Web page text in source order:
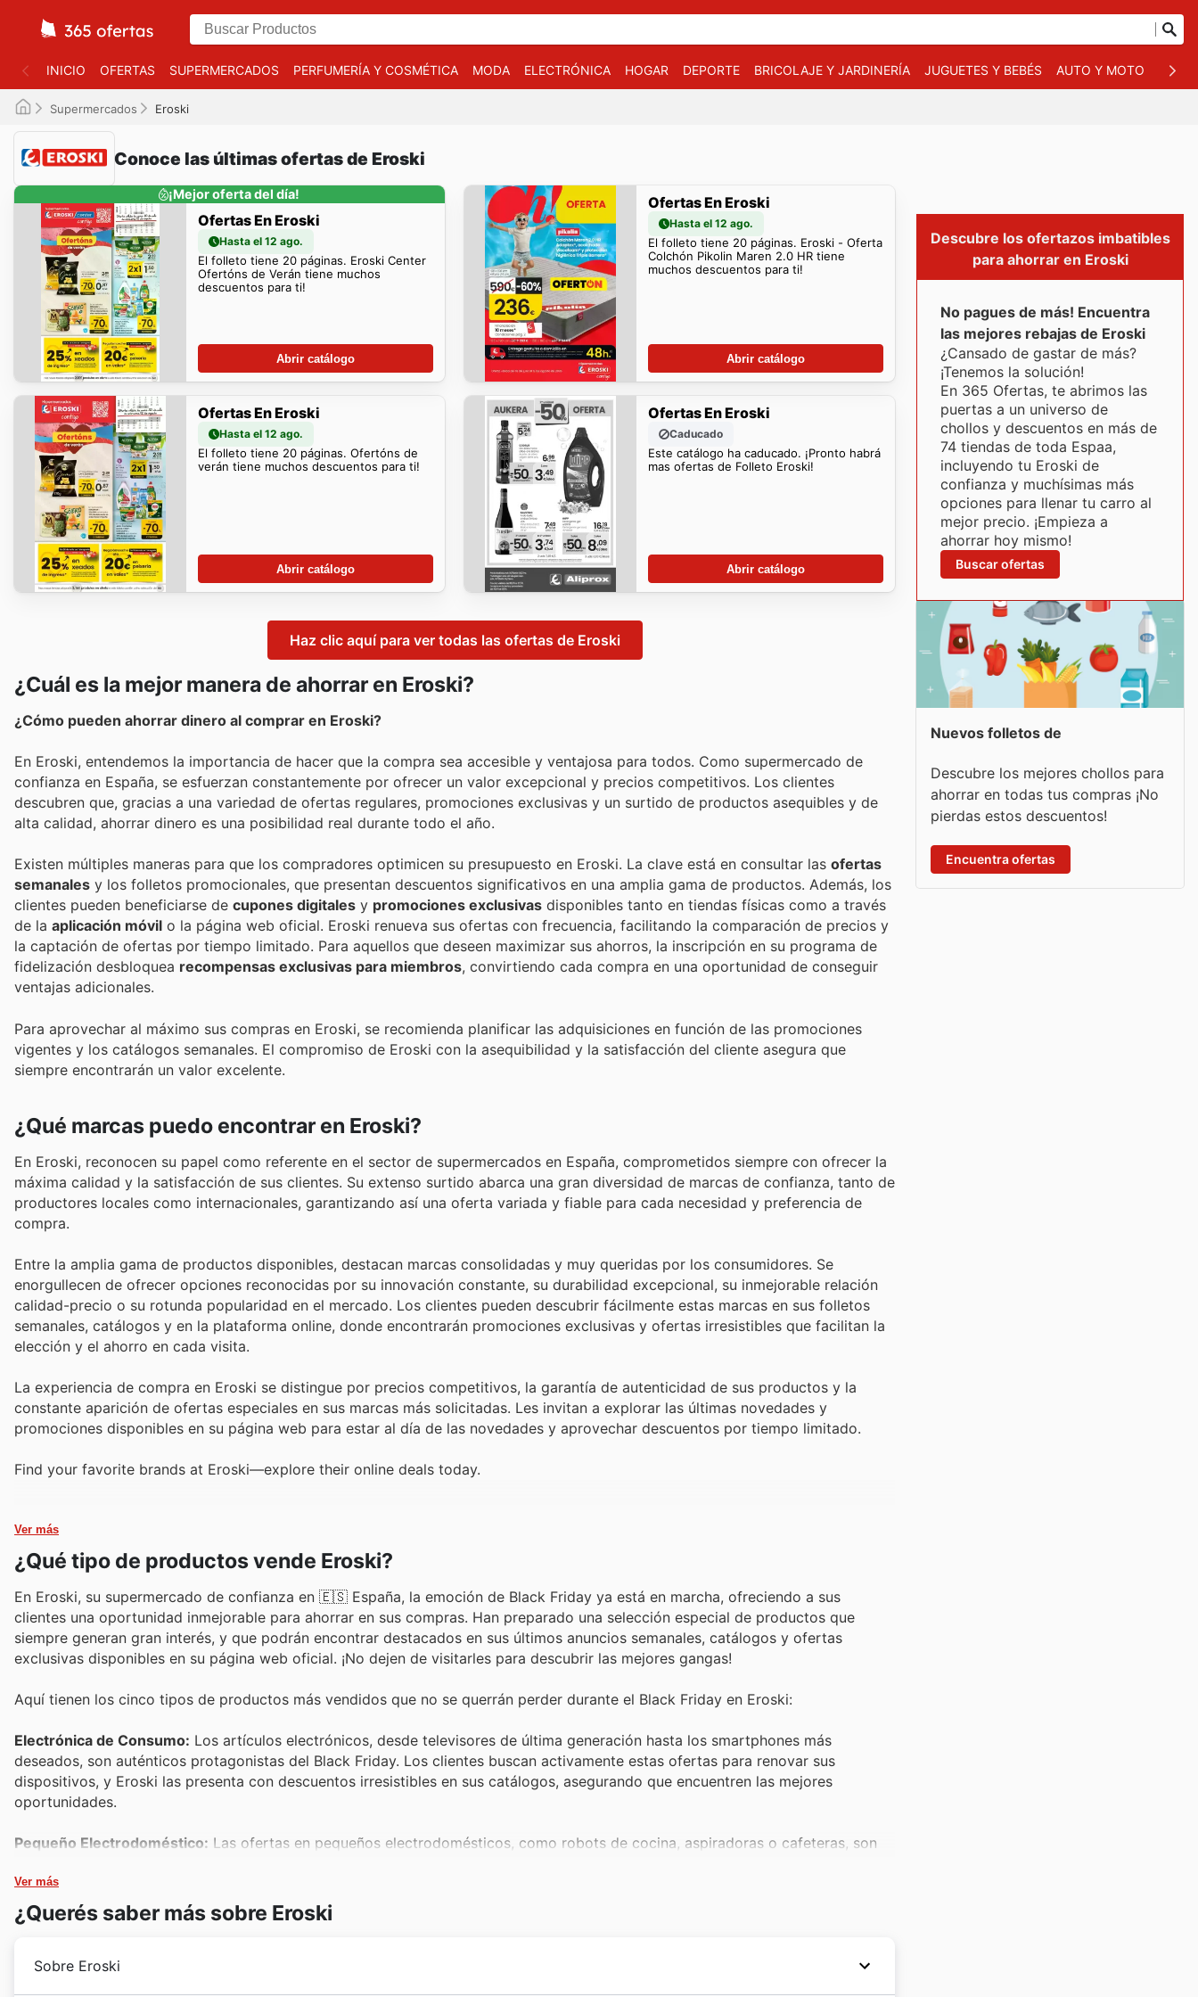
INICIO OFERTAS SUPERMERCADOS PERFUMERÍA Y COSMÉTICA MODA ELECTRÓNICA HOGAR DEPORTE BRICOLAJE Y JARDINERÍA JUGUETES Y BEBÉS AUTO Y MOTO
Supermercados Eroski
Conoce las últimas ofertas de Eroski
¡Mejor oferta del día!
Ofertas En Eroski
Hasta el 12 ago.
El folleto tiene 20 páginas. Eroski Center
Ofertóns de Verán tiene muchos
descuentos para ti!
Abrir catálogo
Ofertas En Eroski
Hasta el 12 ago.
El folleto tiene 20 páginas. Eroski - Oferta
Colchón Pikolin Maren 2.0 HR tiene
muchos descuentos para ti!
Abrir catálogo
Ofertas En Eroski
Hasta el 12 ago.
El folleto tiene 20 páginas. Ofertóns de
verán tiene muchos descuentos para ti!
Abrir catálogo
Ofertas En Eroski
Caducado
Este catálogo ha caducado. ¡Pronto habrá
mas ofertas de Folleto Eroski!
Abrir catálogo
Haz clic aquí para ver todas las ofertas de Eroski
¿Cuál es la mejor manera de ahorrar en Eroski?
¿Cómo pueden ahorrar dinero al comprar en Eroski?
En Eroski, entendemos la importancia de hacer que la compra sea accesible y ventajosa para todos. Como supermercado de
confianza en España, se esfuerzan constantemente por ofrecer un valor excepcional y precios competitivos. Los clientes
descubren que, gracias a una variedad de ofertas regulares, promociones exclusivas y un surtido de productos asequibles y de
alta calidad, ahorrar dinero es una posibilidad real durante todo el año.
Existen múltiples maneras para que los compradores optimicen su presupuesto en Eroski. La clave está en consultar las ofertas
semanales y los folletos promocionales, que presentan descuentos significativos en una amplia gama de productos. Además, los
clientes pueden beneficiarse de cupones digitales y promociones exclusivas disponibles tanto en tiendas físicas como a través
de la aplicación móvil o la página web oficial. Eroski renueva sus ofertas con frecuencia, facilitando la comparación de precios y
la captación de ofertas por tiempo limitado. Para aquellos que deseen maximizar sus ahorros, la inscripción en su programa de
fidelización desbloquea recompensas exclusivas para miembros, convirtiendo cada compra en una oportunidad de conseguir
ventajas adicionales.
Para aprovechar al máximo sus compras en Eroski, se recomienda planificar las adquisiciones en función de las promociones
vigentes y los catálogos semanales. El compromiso de Eroski con la asequibilidad y la satisfacción del cliente asegura que
siempre encontrarán un valor excelente.
¿Qué marcas puedo encontrar en Eroski?
En Eroski, reconocen su papel como referente en el sector de supermercados en España, comprometidos siempre con ofrecer la
máxima calidad y la satisfacción de sus clientes. Su extenso surtido abarca una gran diversidad de marcas de confianza, tanto de
productores locales como internacionales, garantizando así una oferta variada y fiable para cada necesidad y preferencia de
compra.
Entre la amplia gama de productos disponibles, destacan marcas consolidadas y muy queridas por los consumidores. Se
enorgullecen de ofrecer opciones reconocidas por su innovación constante, su durabilidad excepcional, su inmejorable relación
calidad-precio o su rotunda popularidad en el mercado. Los clientes pueden descubrir fácilmente estas marcas en sus folletos
semanales, catálogos y en la plataforma online, donde encontrarán promociones exclusivas y ofertas irresistibles que facilitan la
elección y el ahorro en cada visita.
La experiencia de compra en Eroski se distingue por precios competitivos, la garantía de autenticidad de sus productos y la
constante aparición de ofertas especiales en sus marcas más solicitadas. Les invitan a explorar las últimas novedades y
promociones disponibles en su página web para estar al día de las novedades y aprovechar descuentos por tiempo limitado.
Find your favorite brands at Eroski—explore their online deals today.
Ver más
¿Qué tipo de productos vende Eroski?
En Eroski, su supermercado de confianza en 🇪🇸 España, la emoción de Black Friday ya está en marcha, ofreciendo a sus
clientes una oportunidad inmejorable para ahorrar en sus compras. Han preparado una selección especial de productos que
siempre generan gran interés, y que podrán encontrar destacados en sus últimos anuncios semanales, catálogos y ofertas
exclusivas disponibles en su página web oficial. ¡No dejen de visitarles para descubrir las mejores gangas!
Aquí tienen los cinco tipos de productos más vendidos que no se querrán perder durante el Black Friday en Eroski:
Electrónica de Consumo: Los artículos electrónicos, desde televisores de última generación hasta los smartphones más
deseados, son auténticos protagonistas del Black Friday. Los clientes buscan activamente estas ofertas para renovar sus
dispositivos, y Eroski las presenta con descuentos irresistibles en sus catálogos, asegurando que encuentren las mejores
oportunidades.
Pequeño Electrodoméstico: Las ofertas en pequeños electrodomésticos, como robots de cocina, aspiradoras o cafeteras, son
sus promociones de Black Friday aseguran un gran valor por su dinero.
Alimentación y Bebidas Seleccionadas:Durante las grandes campañas de ofertas, los productos de alimentación gourmet,
sus despensas con productos premium a precios reducidos, disponibles en sus anuncios semanales.
Ver más
¿Querés saber más sobre Eroski
Sobre Eroski
Descubre los ofertazos imbatibles
para ahorrar en Eroski
No pagues de más! Encuentra
las mejores rebajas de Eroski
¿Cansado de gastar de más?
¡Tenemos la solución!
En 365 Ofertas, te abrimos las
puertas a un universo de
chollos y descuentos en más de
74 tiendas de toda Espaa,
incluyendo tu Eroski de
confianza y muchísimas más
opciones para llenar tu carro al
mejor precio. ¡Empieza a
ahorrar hoy mismo!
Buscar ofertas
Nuevos folletos de
Descubre los mejores chollos para
ahorrar en todas tus compras ¡No
pierdas estos descuentos!
Encuentra ofertas